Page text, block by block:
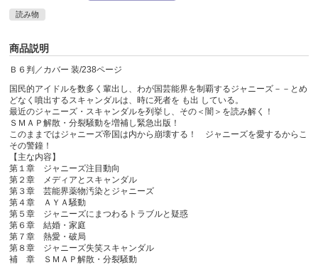
読み物
商品説明
Ｂ６判／カバー 装/238ページ
国民的アイドルを数多く輩出し、わが国芸能界を制覇するジャニーズ－－とめ
どなく噴出するスキャンダルは、時に死者を も出 している。
最近のジャニーズ・スキャンダルを列挙し、その＜闇＞を読み解く！
ＳＭＡＰ解散・分裂騒動を増補し緊急出版！
このままではジャニーズ帝国は内から崩壊する！ ジャニーズを愛するからこ
その警鐘！
【主な内容】
第１章 ジャニーズ注目動向
第２章 メディアとスキャンダル
第３章 芸能界薬物汚染とジャニーズ
第４章 ＡＹＡ騒動
第５章 ジャニーズにまつわるトラブルと疑惑
第６章 結婚・家庭
第７章 熱愛・破局
第８章 ジャニーズ失笑スキャンダル
補 章 ＳＭＡＰ解散・分裂騒動